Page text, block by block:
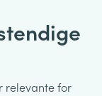
relevante for